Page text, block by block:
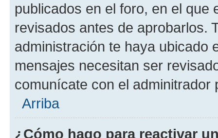
publicados en el foro, en el
revisados antes de aprobarlos.
administración te haya ubicado
mensajes necesitan ser
comunícate con el
Arriba
¿Cómo hago para reactivar